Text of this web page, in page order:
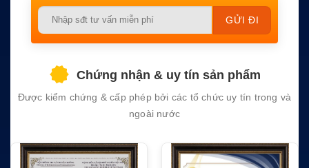
Please
empty.
Chứng nhận & uy tín sản phẩm
Được kiểm chứng & cấp phép bởi các tổ chức uy tín trong và
ngoài nước